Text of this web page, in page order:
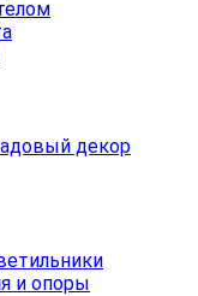
декор
и опоры